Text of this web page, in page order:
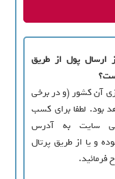
ارسال پول از طريق
آن کشور (و در برخي
بود. لطفا براي کسب
سايت به آدرس
و يا از طریق پرتال
فرمائيد.